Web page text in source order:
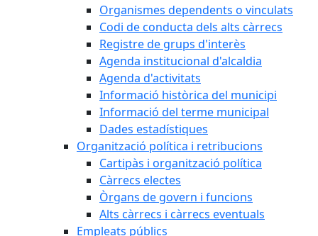
Organismes dependents o vinculats
Codi de conducta dels alts càrrecs
Registre de grups d'interès
Agenda institucional d'alcaldia
Agenda d'activitats
Informació històrica del municipi
Informació del terme municipal
Dades estadístiques
Organització política i retribucions
Cartipàs i organització política
Càrrecs electes
Òrgans de govern i funcions
Alts càrrecs i càrrecs eventuals
Empleats públics